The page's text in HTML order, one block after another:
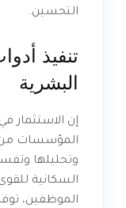
التحسين.
تنفيذ
البشرية
إن الاستثمار
المؤسسات من
وتحليلها
السكانية
الموظفين،